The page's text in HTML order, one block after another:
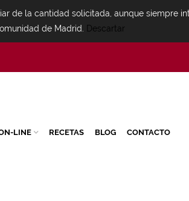
LINE RECETAS BLOG CONTACTO
la cantidad solicitada, aunque siempre
de Madrid.
Descartar